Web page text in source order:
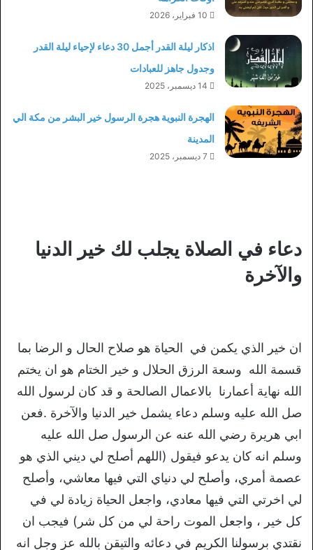
10 فبراير، 2026
اذكار ليلة القدر أجمل 30 دعاء لإحياء ليلة القدر
وجدول جاهز للعبادات
14 ديسمبر، 2025
الهجرة النبوية هجرة الرسول خير البشر من مكة الي
المدينة
7 ديسمبر، 2025
دعاء في الصلاة يجلب لك خير الدنيا
والآخرة
ان خير الذي يكمن في الحياة هو صلاح الحال و الرضا بما
قسمة الله وسعة الرزق الحلال و خير الختام هو ان يختم
الله نهاية أعمارنا بالاعمال الصالحة و قد كان لرسول الله
صل الله عليه وسلم دعاء يشمل خير الدنيا والآخرة .فعن
ابي هريرة رضي الله عنه عن الرسول صل الله عليه
وسلم انه كان يدعو فيقول (اللهم أصلح لي ديني الذي هو
عصمة أمري، وأصلح لي دنياي التي فيها معاشي، وأصلح
لي اخرتي التي فيها معادي، واجعل الحياة زيادة لي في
كل خير ، واجعل الموت راحة لي من كل شر) فيجب ان
نقتدي برسولنا الكريم في دعائه والتيقن بالله عز وجل انه